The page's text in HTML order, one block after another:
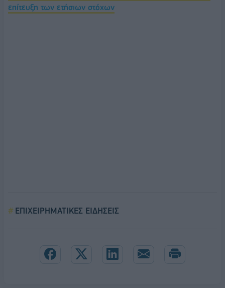
επίτευξη των ετήσιων στόχων
ΕΠΙΧΕΙΡΗΜΑΤΙΚΕΣ ΕΙΔΗΣΕΙΣ